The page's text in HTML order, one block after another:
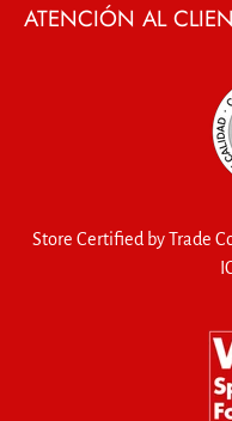
ATENCIÓN AL
Store Certified by Trade